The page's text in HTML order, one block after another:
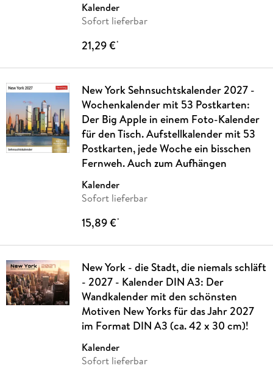
Kalender
Sofort lieferbar
21,29 €*
New York Sehnsuchtskalender 2027 -
Wochenkalender mit 53 Postkarten:
Der Big Apple in einem Foto-Kalender
für den Tisch. Aufstellkalender mit 53
Postkarten, jede Woche ein bisschen
Fernweh. Auch zum Aufhängen
Kalender
Sofort lieferbar
15,89 €*
New York - die Stadt, die niemals schläft
- 2027 - Kalender DIN A3: Der
Wandkalender mit den schönsten
Motiven New Yorks für das Jahr 2027
im Format DIN A3 (ca. 42 x 30 cm)!
Kalender
Sofort lieferbar